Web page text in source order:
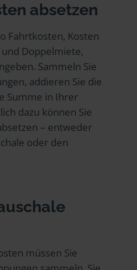
absetzen
Fahrtkosten, Kosten
Doppelmiete,
Sammeln Sie
addieren Sie die
Summe in Ihrer
dazu können Sie
– entweder
oder den
müssen Sie